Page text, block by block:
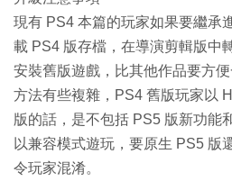
現有 PS4 本篇的玩家如果要繼承
載 PS4 版存檔，在導演剪輯版中
安裝舊版遊戲，比其他作品要方
方法有些複雜，PS4 舊版玩家以
版的話，是不包括 PS5 版新功能
以兼容模式遊玩，要原生 PS5 版
令玩家混淆。